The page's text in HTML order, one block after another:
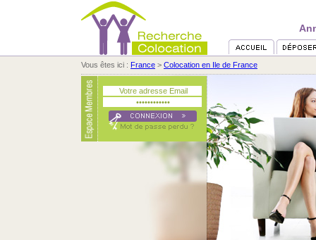
Vous êtes ici : France > Colocation en Ile de France